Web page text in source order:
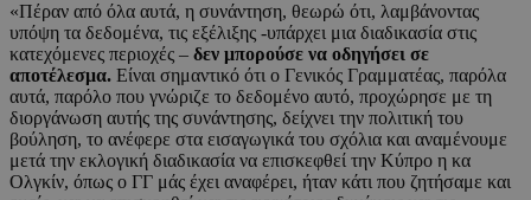
«Πέραν από όλα αυτά, η συνάντηση, θεωρώ ότι, λαμβάνοντας
υπόψη τα δεδομένα, τις εξέλιξης -υπάρχει μια διαδικασία στις
κατεχόμενες περιοχές – δεν μπορούσε να οδηγήσει σε
αποτέλεσμα. Είναι σημαντικό ότι ο Γενικός Γραμματέας, παρόλα
αυτά, παρόλο που γνώριζε το δεδομένο αυτό, προχώρησε με τη
διοργάνωση αυτής της συνάντησης, δείχνει την πολιτική του
βούληση, το ανέφερε στα εισαγωγικά του σχόλια και αναμένουμε
μετά την εκλογική διαδικασία να επισκεφθεί την Κύπρο η κα
Ολγκίν, όπως ο ΓΓ μάς έχει αναφέρει, ήταν κάτι που ζητήσαμε και